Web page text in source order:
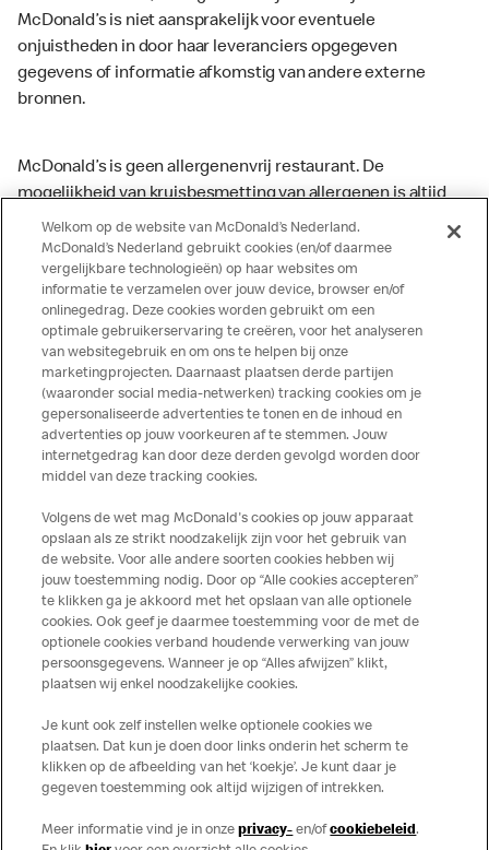
McDonald’s is niet aansprakelijk voor eventuele
onjuistheden in door haar leveranciers opgegeven
gegevens of informatie afkomstig van andere externe
bronnen.
McDonald’s is geen allergenenvrij restaurant. De
mogelijkheid van kruisbesmetting van allergenen is altijd
aanwezig. McDonald’s kan zodoende niet garanderen dat
haar producten geen sporen van allergenen bevatten.
McDonald’s aanvaardt daarom geen aansprakelijkheid
indien een gast als gevolg van het binnenkrijgen van (een
spoor van) een allergeen lichamelijke klachten krijgt. Alle
producten kunnen sporen bevatten van dierlijke
ingrediënten. McDonald’s streeft er naar om de
voedingswaarde- en allergeneninformatie altijd up to date
te houden. De verstrekte informatie is alleen van
toepassing op de in Nederland verkochte producten. Voor
meer informatie over voedingswaarden en allergenen kijk
op de McDonald's website of in de McDonald’s App.
Publicatiefouten voorbehouden.
Over ons
Services
Contact
Welkom op de website van McDonald’s Nederland.
McDonald’s Nederland gebruikt cookies (en/of daarmee
vergelijkbare technologieën) op haar websites om
informatie te verzamelen over jouw device, browser en/of
onlinegedrag. Deze cookies worden gebruikt om een
optimale gebruikerservaring te creëren, voor het analyseren
van websitegebruik en om ons te helpen bij onze
marketingprojecten. Daarnaast plaatsen derde partijen
(waaronder social media-netwerken) tracking cookies om je
gepersonaliseerde advertenties te tonen en de inhoud en
advertenties op jouw voorkeuren af te stemmen. Jouw
internetgedrag kan door deze derden gevolgd worden door
middel van deze tracking cookies.
Volgens de wet mag McDonald's cookies op jouw apparaat
opslaan als ze strikt noodzakelijk zijn voor het gebruik van
de website. Voor alle andere soorten cookies hebben wij
jouw toestemming nodig. Door op “Alle cookies accepteren”
te klikken ga je akkoord met het opslaan van alle optionele
cookies. Ook geef je daarmee toestemming voor de met de
optionele cookies verband houdende verwerking van jouw
persoonsgegevens. Wanneer je op “Alles afwijzen” klikt,
plaatsen wij enkel noodzakelijke cookies.
Je kunt ook zelf instellen welke optionele cookies we
plaatsen. Dat kun je doen door links onderin het scherm te
klikken op de afbeelding van het ‘koekje’. Je kunt daar je
gegeven toestemming ook altijd wijzigen of intrekken.
Meer informatie vind je in onzeprivacy- en/ofcookiebeleid.